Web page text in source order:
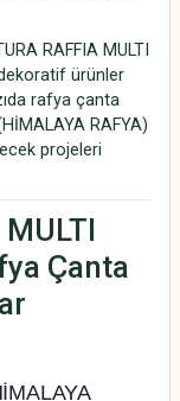
RAFFIA MULTI
ürünler
rafya çanta
RAFYA)
projeleri
Çanta